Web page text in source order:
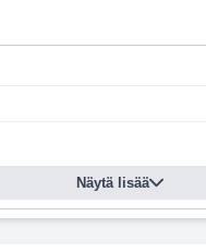
Näytä lisää